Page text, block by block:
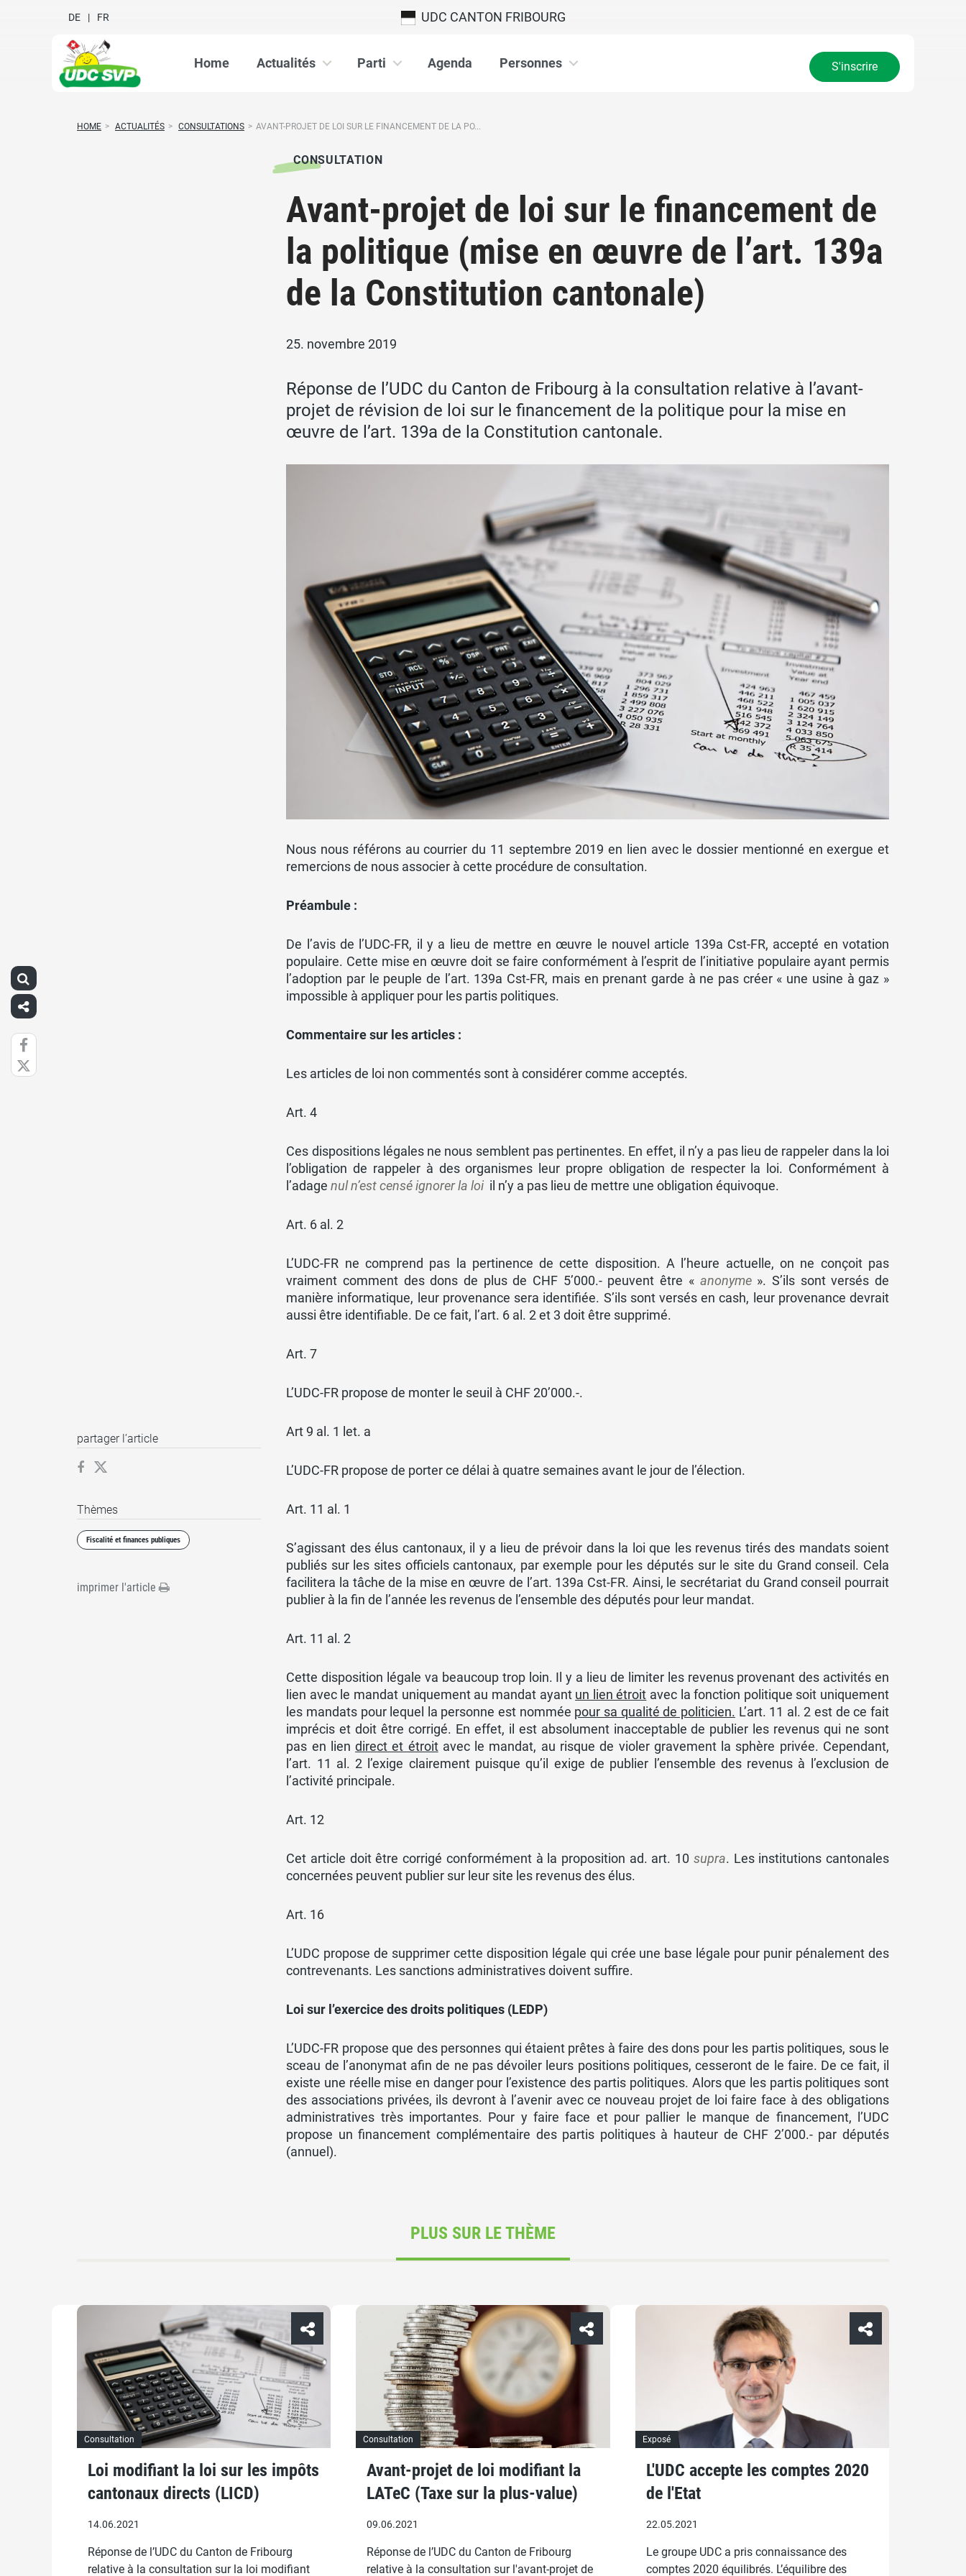
DE FR UDC CANTON FRIBOURG
Home Actualités Parti Agenda Personnes S'inscrire
HOME > ACTUALITÉS > CONSULTATIONS > AVANT-PROJET DE LOI SUR LE FINANCEMENT DE LA PO...
CONSULTATION
Avant-projet de loi sur le financement de
la politique (mise en œuvre de l’art. 139a
de la Constitution cantonale)
25. novembre 2019
Réponse de l’UDC du Canton de Fribourg à la consultation relative à l’avant-
projet de révision de loi sur le financement de la politique pour la mise en
œuvre de l’art. 139a de la Constitution cantonale.
Nous nous référons au courrier du 11 septembre 2019 en lien avec le dossier mentionné en exergue et
remercions de nous associer à cette procédure de consultation.
Préambule :
De l’avis de l’UDC-FR, il y a lieu de mettre en œuvre le nouvel article 139a Cst-FR, accepté en votation
populaire. Cette mise en œuvre doit se faire conformément à l’esprit de l’initiative populaire ayant permis
l’adoption par le peuple de l’art. 139a Cst-FR, mais en prenant garde à ne pas créer « une usine à gaz »
impossible à appliquer pour les partis politiques.
Commentaire sur les articles :
Les articles de loi non commentés sont à considérer comme acceptés.
Art. 4
Ces dispositions légales ne nous semblent pas pertinentes. En effet, il n’y a pas lieu de rappeler dans la loi
l’obligation de rappeler à des organismes leur propre obligation de respecter la loi. Conformément à
l’adagenul n’est censé ignorer la loi il n’y a pas lieu de mettre une obligation équivoque.
Art. 6 al. 2
L’UDC-FR ne comprend pas la pertinence de cette disposition. A l’heure actuelle, on ne conçoit pas
vraiment comment des dons de plus de CHF 5’000.- peuvent être « anonyme ». S’ils sont versés de
manière informatique, leur provenance sera identifiée. S’ils sont versés en cash, leur provenance devrait
aussi être identifiable. De ce fait, l’art. 6 al. 2 et 3 doit être supprimé.
Art. 7
L’UDC-FR propose de monter le seuil à CHF 20’000.-.
Art 9 al. 1 let. a
L’UDC-FR propose de porter ce délai à quatre semaines avant le jour de l’élection.
Art. 11 al. 1
S’agissant des élus cantonaux, il y a lieu de prévoir dans la loi que les revenus tirés des mandats soient
publiés sur les sites officiels cantonaux, par exemple pour les députés sur le site du Grand conseil. Cela
facilitera la tâche de la mise en œuvre de l’art. 139a Cst-FR. Ainsi, le secrétariat du Grand conseil pourrait
publier à la fin de l’année les revenus de l’ensemble des députés pour leur mandat.
Art. 11 al. 2
Cette disposition légale va beaucoup trop loin. Il y a lieu de limiter les revenus provenant des activités en
lien avec le mandat uniquement au mandat ayant un lien étroit avec la fonction politique soit uniquement
les mandats pour lequel la personne est nommée pour sa qualité de politicien. L’art. 11 al. 2 est de ce fait
imprécis et doit être corrigé. En effet, il est absolument inacceptable de publier les revenus qui ne sont
pas en liendirect et étroitavec le mandat, au risque de violer gravement la sphère privée. Cependant,
l’art. 11 al. 2 l’exige clairement puisque qu’il exige de publier l’ensemble des revenus à l’exclusion de
l’activité principale.
Art. 12
Cet article doit être corrigé conformément à la proposition ad. art. 10 supra. Les institutions cantonales
concernées peuvent publier sur leur site les revenus des élus.
Art. 16
L’UDC propose de supprimer cette disposition légale qui crée une base légale pour punir pénalement des
contrevenants. Les sanctions administratives doivent suffire.
Loi sur l’exercice des droits politiques (LEDP)
L’UDC-FR propose que des personnes qui étaient prêtes à faire des dons pour les partis politiques, sous le
sceau de l’anonymat afin de ne pas dévoiler leurs positions politiques, cesseront de le faire. De ce fait, il
existe une réelle mise en danger pour l’existence des partis politiques. Alors que les partis politiques sont
des associations privées, ils devront à l’avenir avec ce nouveau projet de loi faire face à des obligations
administratives très importantes. Pour y faire face et pour pallier le manque de financement, l’UDC
propose un financement complémentaire des partis politiques à hauteur de CHF 2’000.- par députés
(annuel).
partager l’article
Thèmes
Fiscalité et finances publiques
imprimer l'article
PLUS SUR LE THÈME
Consultation
Loi modifiant la loi sur les impôts
cantonaux directs (LICD)
14.06.2021
Réponse de l’UDC du Canton de Fribourg
relative à la consultation sur la loi modifiant
Consultation
Avant-projet de loi modifiant la
LATeC (Taxe sur la plus-value)
09.06.2021
Réponse de l’UDC du Canton de Fribourg
relative à la consultation sur l'avant-projet de
Exposé
L'UDC accepte les comptes 2020
de l'Etat
22.05.2021
Le groupe UDC a pris connaissance des
comptes 2020 équilibrés. L’équilibre des